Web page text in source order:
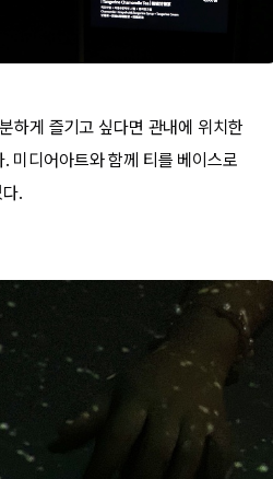
하게 즐기고 싶다면 관내에 위치한
미디어아트와 함께 티를 베이스로
.